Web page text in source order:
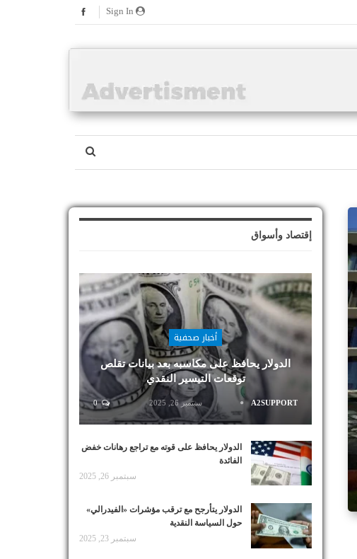
إقتصاد وأسواق
أخبار صحفية
الدولار يحافظ على مكاسبه بعد بيانات تقلص
توقعات التيسير النقدي
A2SUPPORT سبتمبر 26, 2025 0
الدولار يحافظ على قوته مع تراجع رهانات خفض
الفائدة
سبتمبر 26, 2025
الدولار يتأرجح مع ترقب مؤشرات «الفيدرالي»
حول السياسة النقدية
سبتمبر 23, 2025